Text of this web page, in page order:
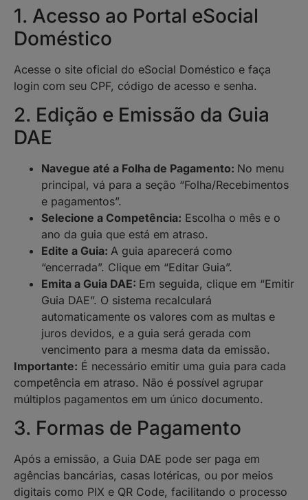
1. Acesso ao Portal eSocial
Doméstico
Acesse o site oficial do eSocial Doméstico e faça
login com seu CPF, código de acesso e senha.
2. Edição e Emissão da Guia
DAE
Navegue até a Folha de Pagamento: No menu
principal, vá para a seção “Folha/Recebimentos
e pagamentos”.
Selecione a Competência: Escolha o mês e o
ano da guia que está em atraso.
Edite a Guia: A guia aparecerá como
“encerrada”. Clique em “Editar Guia”.
Emita a Guia DAE: Em seguida, clique em “Emitir
Guia DAE”. O sistema recalculará
automaticamente os valores com as multas e
juros devidos, e a guia será gerada com
vencimento para a mesma data da emissão.
Importante: É necessário emitir uma guia para cada
competência em atraso. Não é possível agrupar
múltiplos pagamentos em um único documento.
3. Formas de Pagamento
Após a emissão, a Guia DAE pode ser paga em
agências bancárias, casas lotéricas, ou por meios
digitais como PIX e QR Code, facilitando o processo